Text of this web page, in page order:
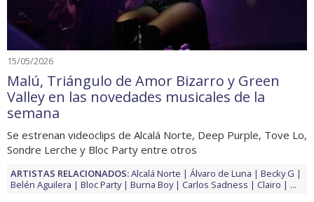
15/05/2026
Malú, Triángulo de Amor Bizarro y Green
Valley en las novedades musicales de la
semana
Se estrenan videoclips de Alcalá Norte, Deep Purple, Tove Lo,
Sondre Lerche y Bloc Party entre otros
ARTISTAS RELACIONADOS:Alcalá Norte Álvaro de Luna
Becky G
Belén Aguilera
Bloc Party Burna Boy Carlos Sadness Clairo ...